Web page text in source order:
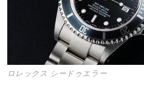
ロレックス シードゥエラー